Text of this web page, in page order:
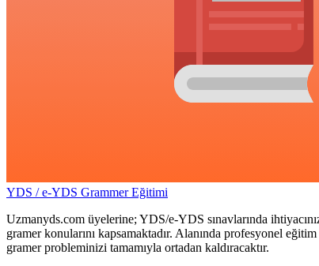
YDS / e-YDS Grammer Eğitimi
Uzmanyds.com üyelerine; YDS/e-YDS sınavlarında
gramer konularını kapsamaktadır. Alanında profesyonel
gramer probleminizi tamamıyla ortadan kaldıracaktır.